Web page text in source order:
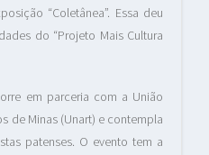
“Coletânea”. Essa deu
do “Projeto Mais Cultura
em parceria com a União
de Minas (Unart) e contempla
patenses. O evento tem a